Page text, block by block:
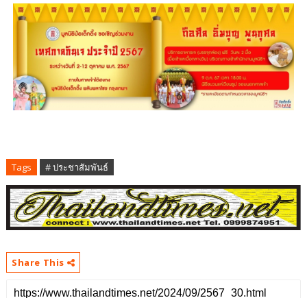
Tags # ประชาสัมพันธ์
Share This